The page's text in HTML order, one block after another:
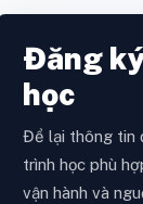
Đăng
học
Để lại thông tin
trình học phù
vận hành và